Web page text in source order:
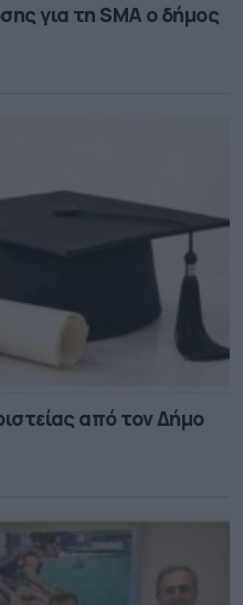
για τη SMA ο δήμος
από τον Δήμο